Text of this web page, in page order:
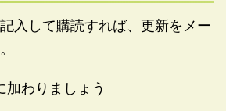
入して購読すれば、更新をメー
わりましょう